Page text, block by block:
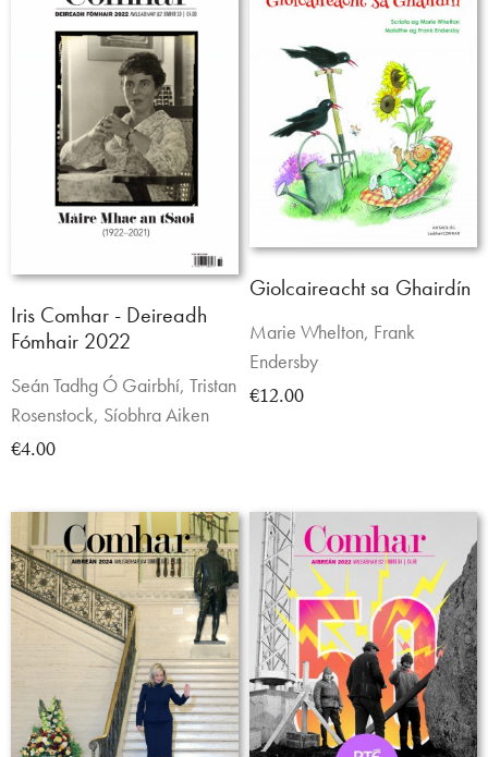
Iris Comhar - Deireadh
Fómhair 2022
Seán Tadhg Ó Gairbhí, Tristan
Rosenstock, Síobhra Aiken
€4.00
Giolcaireacht sa Ghairdín
Marie Whelton, Frank
Endersby
€12.00